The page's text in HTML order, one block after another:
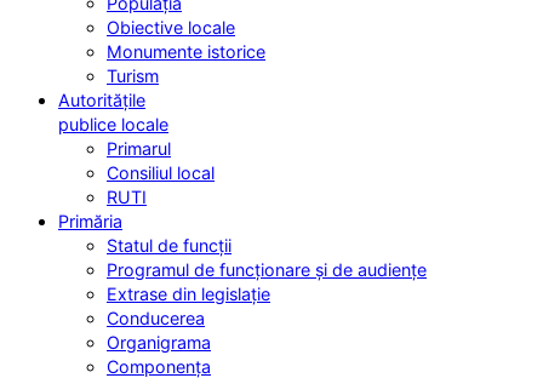
Obiective locale
Monumente istorice
Turism
Autoritățile
publice locale
Primarul
Consiliul local
RUTI
Primăria
Statul de funcții
Programul de funcționare și de audiențe
Extrase din legislație
Conducerea
Organigrama
Componența